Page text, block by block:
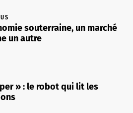
souterraine, un marché
un autre
» : le robot qui lit les